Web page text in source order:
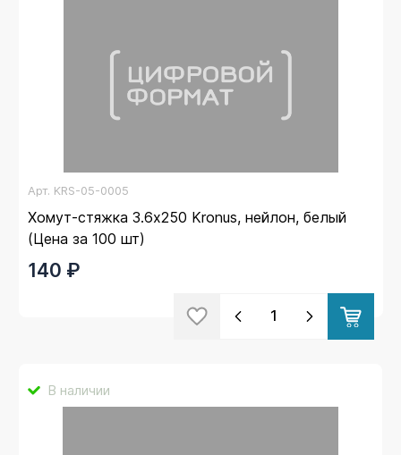
Арт. KRS-05-0005
Хомут-стяжка 3.6х250 Kronus, нейлон, белый
(Цена за 100 шт)
140 ₽
В наличии